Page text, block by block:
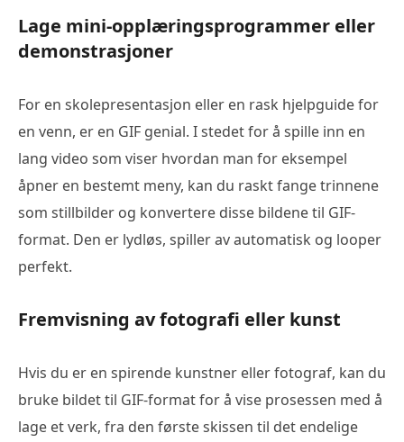
Lage mini-opplæringsprogrammer eller
demonstrasjoner
For en skolepresentasjon eller en rask hjelpguide for
en venn, er en GIF genial. I stedet for å spille inn en
lang video som viser hvordan man for eksempel
åpner en bestemt meny, kan du raskt fange trinnene
som stillbilder og konvertere disse bildene til GIF-
format. Den er lydløs, spiller av automatisk og looper
perfekt.
Fremvisning av fotografi eller kunst
Hvis du er en spirende kunstner eller fotograf, kan du
bruke bildet til GIF-format for å vise prosessen med å
lage et verk, fra den første skissen til det endelige